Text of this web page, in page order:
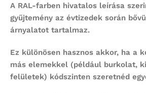
A RAL-farben hivatalos leírása
gyűjtemény az évtizedek során
árnyalatot tartalmaz.
Ez különösen hasznos akkor, ha a
más elemekkel (például burkolat,
felületek) kódszinten szeretnéd